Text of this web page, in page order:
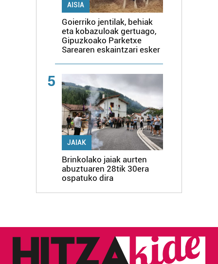
AISIA
Goierriko jentilak, behiak
eta kobazuloak gertuago,
Gipuzkoako Parketxe
Sarearen eskaintzari esker
5
JAIAK
Brinkolako jaiak aurten
abuztuaren 28tik 30era
ospatuko dira